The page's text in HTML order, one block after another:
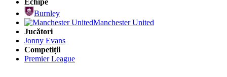
Burnley
Manchester United
Jucători
Jonny Evans
Competiții
Premier League